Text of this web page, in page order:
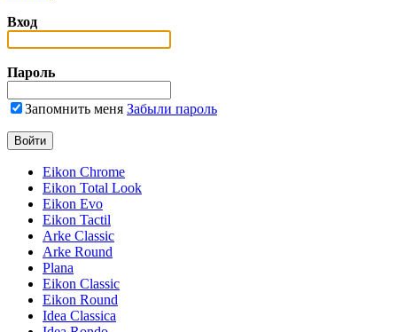
Вход
Пароль
Запомнить меня Забыли пароль
Eikon Chrome
Eikon Total Look
Eikon Evo
Eikon Tactil
Arke Classic
Arke Round
Plana
Eikon Classic
Eikon Round
Idea Classica